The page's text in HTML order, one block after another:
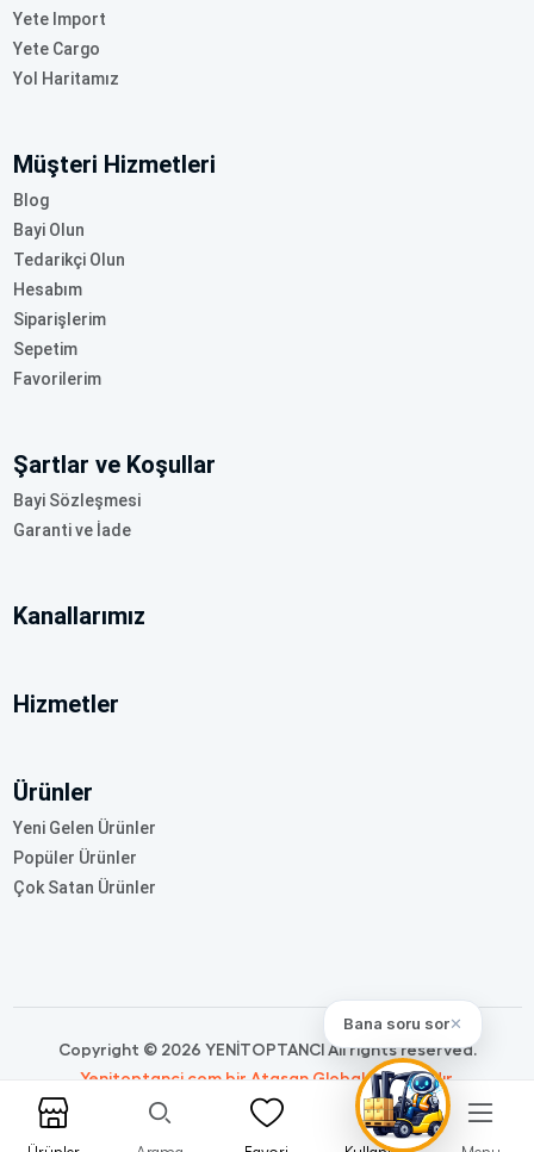
Bana soru sor✕
Yete Import
Yete Cargo
Yol Haritamız
Müşteri Hizmetleri
Blog
Bayi Olun
Tedarikçi Olun
Hesabım
Siparişlerim
Sepetim
Favorilerim
Şartlar ve Koşullar
Bayi Sözleşmesi
Garanti ve İade
Kanallarımız
Hizmetler
Ürünler
Yeni Gelen Ürünler
Popüler Ürünler
Çok Satan Ürünler
Copyright © 2026 YENİTOPTANCI All rights reserved.
Yenitoptanci.com bir Atasan Global markasıdır.